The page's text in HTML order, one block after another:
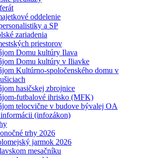
oddelenie
a SP
zariadenia
priestorov
Domu kultúry Ilava
Domu kultúry v Iliavke
Kultúrno-spoločenského domu v
hasičskej zbrojnice
futbalové ihrisko (MFK)
telocvične v budove bývalej OA
(infozákon)
trhy 2026
jarmok 2026
mesačníku